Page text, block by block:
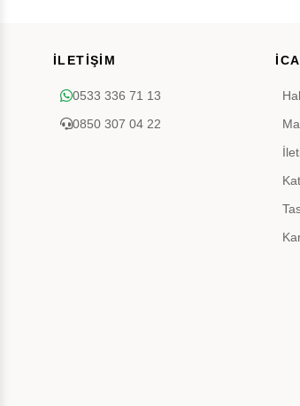
İLETİŞİM
0533 336 71 13
0850 307 04 22